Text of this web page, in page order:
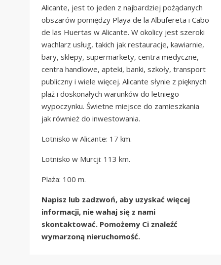
Alicante, jest to jeden z najbardziej pożądanych
obszarów pomiędzy Playa de la Albufereta i Cabo
de las Huertas w Alicante. W okolicy jest szeroki
wachlarz usług, takich jak restauracje, kawiarnie,
bary, sklepy, supermarkety, centra medyczne,
centra handlowe, apteki, banki, szkoły, transport
publiczny i wiele więcej. Alicante słynie z pięknych
plaż i doskonałych warunków do letniego
wypoczynku. Świetne miejsce do zamieszkania
jak również do inwestowania.
Lotnisko w Alicante: 17 km.
Lotnisko w Murcji: 113 km.
Plaża: 100 m.
Napisz lub zadzwoń, aby uzyskać więcej
informacji, nie wahaj się z nami
skontaktować. Pomożemy Ci znaleźć
wymarzoną nieruchomość.